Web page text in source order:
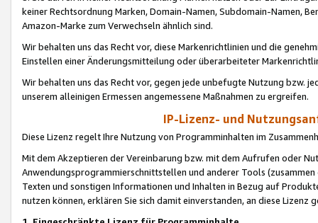
keiner Rechtsordnung Marken, Domain-Namen, Subdomain-Namen,
Amazon-Marke zum Verwechseln ähnlich sind.
Wir behalten uns das Recht vor, diese Markenrichtlinien und die
Einstellen einer Änderungsmitteilung oder überarbeiteter
Wir behalten uns das Recht vor, gegen jede unbefugte Nutzung bzw.
unserem alleinigen Ermessen angemessene Maßnahmen zu ergreifen.
IP-Lizenz- und
Diese Lizenz regelt Ihre Nutzung von Programminhalten im
Mit dem Akzeptieren der Vereinbarung bzw. mit dem Aufrufen oder
Anwendungsprogrammierschnittstellen und anderer Tools (zusammen
Texten und sonstigen Informationen und Inhalten in Bezug auf
nutzen können, erklären Sie sich damit einverstanden, an diese Lizenz